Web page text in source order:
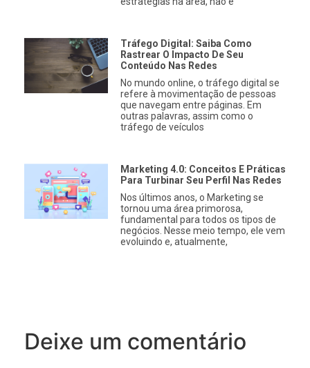
Tráfego Digital: Saiba Como
Rastrear O Impacto De Seu
Conteúdo Nas Redes
No mundo online, o tráfego digital se
refere à movimentação de pessoas
que navegam entre páginas. Em
outras palavras, assim como o
tráfego de veículos
Marketing 4.0: Conceitos E Práticas
Para Turbinar Seu Perfil Nas Redes
Nos últimos anos, o Marketing se
tornou uma área primorosa,
fundamental para todos os tipos de
negócios. Nesse meio tempo, ele vem
evoluindo e, atualmente,
Deixe um comentário